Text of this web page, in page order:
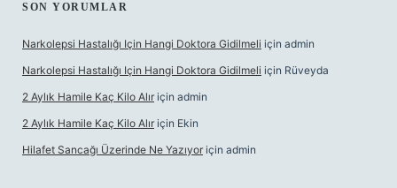
SON YORUMLAR
Narkolepsi Hastalığı Için Hangi Doktora Gidilmeli için admin
Narkolepsi Hastalığı Için Hangi Doktora Gidilmeli için Rüveyda
2 Aylık Hamile Kaç Kilo Alır için admin
2 Aylık Hamile Kaç Kilo Alır için Ekin
Hilafet Sancağı Üzerinde Ne Yazıyor için admin